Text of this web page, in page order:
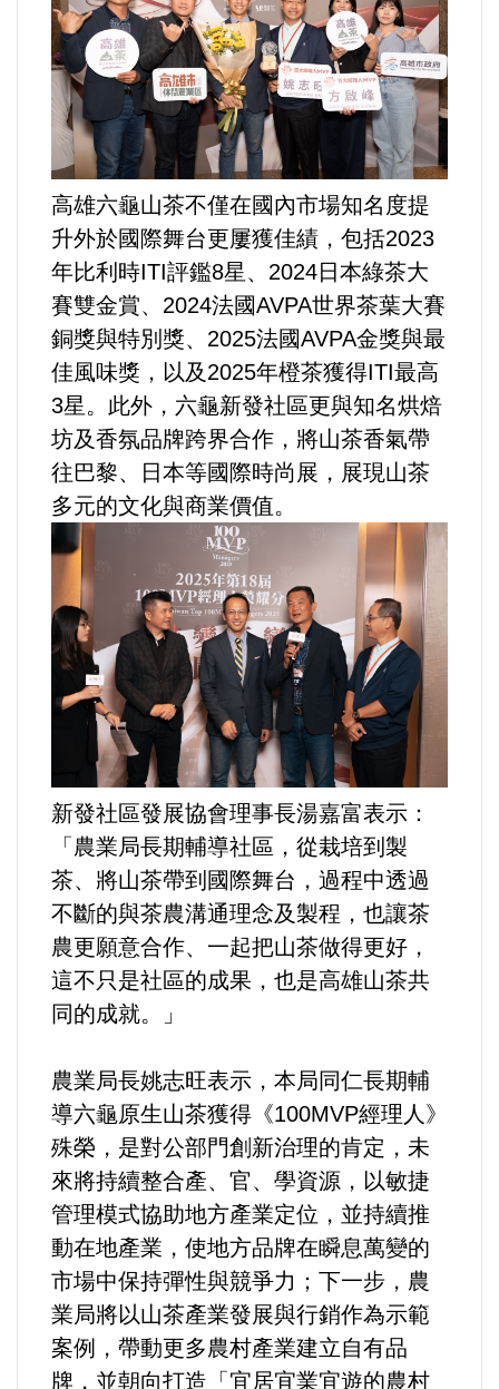
好人好事/人物介紹
高雄六龜山茶不僅在國內市場知名度提
升外於國際舞台更屢獲佳績，包括2023
年比利時ITI評鑑8星、2024日本綠茶大
賽雙金賞、2024法國AVPA世界茶葉大賽
銅獎與特別獎、2025法國AVPA金獎與最
佳風味獎，以及2025年橙茶獲得ITI最高
3星。此外，六龜新發社區更與知名烘焙
坊及香氛品牌跨界合作，將山茶香氣帶
往巴黎、日本等國際時尚展，展現山茶
多元的文化與商業價值。
新發社區發展協會理事長湯嘉富表示：
「農業局長期輔導社區，從栽培到製
茶、將山茶帶到國際舞台，過程中透過
不斷的與茶農溝通理念及製程，也讓茶
農更願意合作、一起把山茶做得更好，
這不只是社區的成果，也是高雄山茶共
同的成就。」
農業局長姚志旺表示，本局同仁長期輔
導六龜原生山茶獲得《100MVP經理人》
殊榮，是對公部門創新治理的肯定，未
來將持續整合產、官、學資源，以敏捷
管理模式協助地方產業定位，並持續推
動在地產業，使地方品牌在瞬息萬變的
市場中保持彈性與競爭力；下一步，農
業局將以山茶產業發展與行銷作為示範
案例，帶動更多農村產業建立自有品
牌，並朝向打造「宜居宜業宜遊的農村